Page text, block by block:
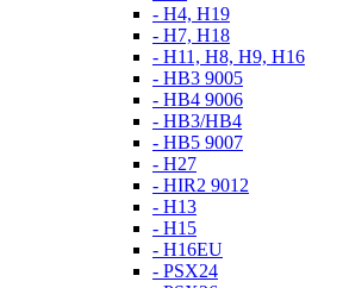
- H4, H19
- H7, H18
- H11, H8, H9, H16
- HB3 9005
- HB4 9006
- HB3/HB4
- HB5 9007
- H27
- HIR2 9012
- H13
- H15
- H16EU
- PSX24